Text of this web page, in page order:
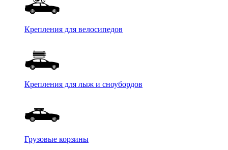
Крепления для велосипедов
Крепления для лыж и сноубордов
Грузовые корзины